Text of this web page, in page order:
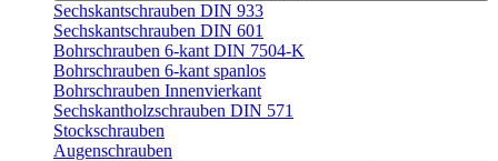
Sechskantschrauben DIN 933
Sechskantschrauben DIN 601
Bohrschrauben 6-kant DIN 7504-K
Bohrschrauben 6-kant spanlos
Bohrschrauben Innenvierkant
Sechskantholzschrauben DIN 571
Stockschrauben
Augenschrauben